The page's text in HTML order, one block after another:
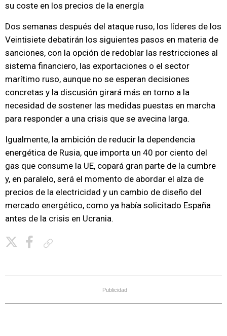
su coste en los precios de la energía
Dos semanas después del ataque ruso, los líderes de los
Veintisiete debatirán los siguientes pasos en materia de
sanciones, con la opción de redoblar las restricciones al
sistema financiero, las exportaciones o el sector
marítimo ruso, aunque no se esperan decisiones
concretas y la discusión girará más en torno a la
necesidad de sostener las medidas puestas en marcha
para responder a una crisis que se avecina larga.
Igualmente, la ambición de reducir la dependencia
energética de Rusia, que importa un 40 por ciento del
gas que consume la UE, copará gran parte de la cumbre
y, en paralelo, será el momento de abordar el alza de
precios de la electricidad y un cambio de diseño del
mercado energético, como ya había solicitado España
antes de la crisis en Ucrania.
Publicidad